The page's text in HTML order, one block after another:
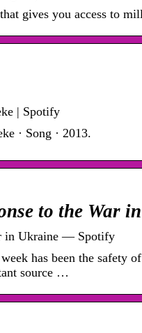
gives you access to
| Spotify
· Song · 2013.
to the War
in Ukraine — Spotify
has been the safety
source …